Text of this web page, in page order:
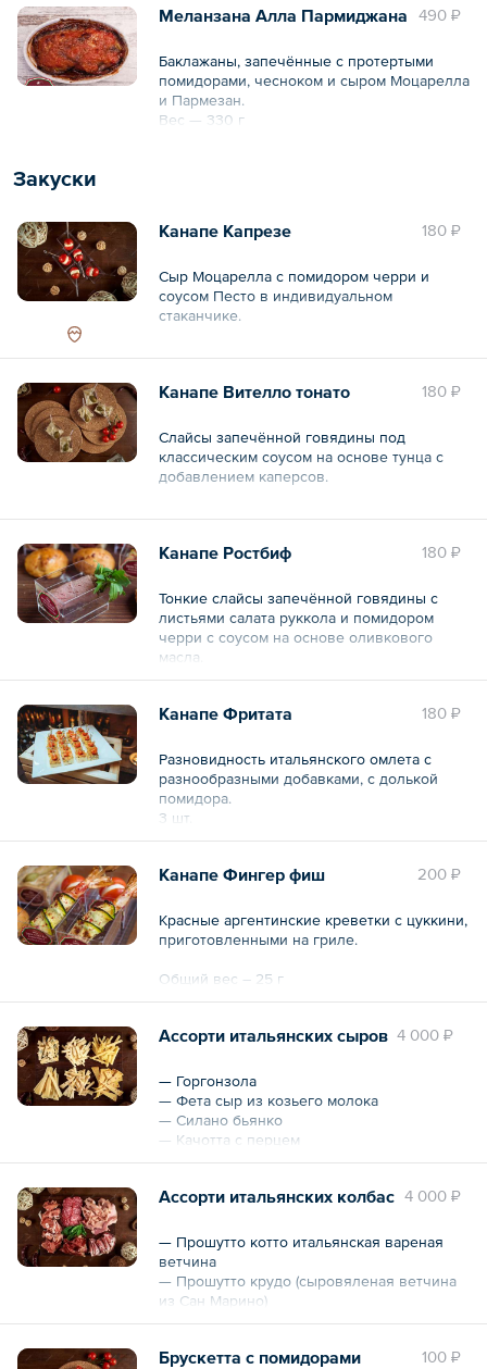
490 ₽
Меланзана Алла Пармиджана
Баклажаны, запечённые с протертыми
помидорами, чесноком и сыром Моцарелла
и Пармезан.
Вес — 330 г
Закуски
180 ₽
Канапе Капрезе
Сыр Моцарелла с помидором черри и
соусом Песто в индивидуальном
стаканчике.
Общий вес – 22 г
180 ₽
Канапе Вителло тонато
Слайсы запечённой говядины под
классическим соусом на основе тунца с
добавлением каперсов.
Общий вес – 34 г
180 ₽
Канапе Ростбиф
Тонкие слайсы запечённой говядины с
листьями салата руккола и помидором
черри с соусом на основе оливкового
масла.
180 ₽
Канапе Фритата
Разновидность итальянского омлета с
разнообразными добавками, с долькой
помидора.
3 шт.
200 ₽
Канапе Фингер фиш
Красные аргентинские креветки с цуккини,
приготовленными на гриле.
Общий вес – 25 г
4 000 ₽
Ассорти итальянских сыров
— Горгонзола
— Фета сыр из козьего молока
— Силано бьянко
— Качотта с перцем
— Сыр Петит премьер
4 000 ₽
Ассорти итальянских колбас
— Прошутто котто итальянская вареная
ветчина
— Прошутто крудо (сыровяленая ветчина
из Сан Марино)
— Коппа сыровяленая свиная шейка
— Салями наполи
100 ₽
Брускетта с помидорами